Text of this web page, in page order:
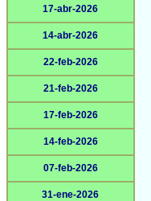
17-abr-2026
14-abr-2026
22-feb-2026
21-feb-2026
17-feb-2026
14-feb-2026
07-feb-2026
31-ene-2026